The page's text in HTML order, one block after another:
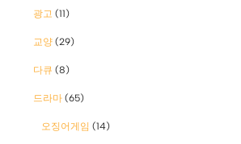
광고 (11)
교양 (29)
다큐 (8)
드라마 (65)
오징어게임 (14)